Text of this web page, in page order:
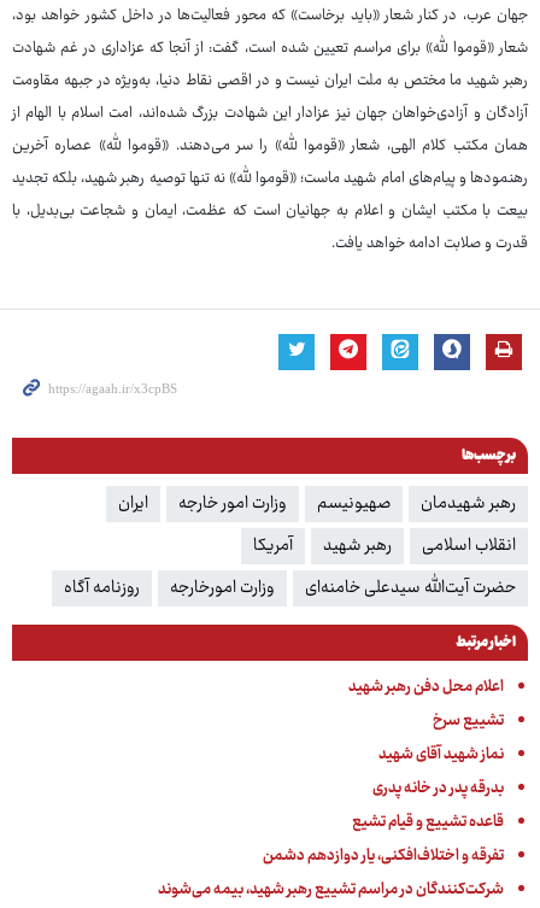
جهان عرب، در کنار شعار «باید برخاست» که محور فعالیت‌ها در داخل کشور خواهد بود،
شعار «قوموا لله» برای مراسم تعیین شده است، گفت: از آنجا که عزاداری در غم شهادت
رهبر شهید ما مختص به ملت ایران نیست و در اقصی نقاط دنیا، به‌ویژه در جبهه مقاومت
آزادگان و آزادی‌خواهان جهان نیز عزادار این شهادت بزرگ شده‌اند، امت اسلام با الهام از
همان مکتب کلام الهی، شعار «قوموا لله» را سر می‌دهند. «قوموا لله» عصاره آخرین
رهنمودها و پیام‌های امام شهید ماست؛ «قوموا لله» نه تنها توصیه رهبر شهید، بلکه تجدید
بیعت با مکتب ایشان و اعلام به جهانیان است که عظمت، ایمان و شجاعت بی‌بدیل، با
قدرت و صلابت ادامه خواهد یافت.
برچسب‌ها
رهبر شهیدمان صهیونیسم وزارت امور خارجه
ایران
انقلاب اسلامی
رهبر شهید
آمریکا
حضرت آیت‌الله سیدعلی خامنه‌ای
وزارت امورخارجه روزنامه آگاه
اخبار مرتبط
اعلام محل دفن رهبر شهید
تشییع سرخ
نماز شهید آقای شهید
بدرقه پدر در خانه پدری
قاعده تشییع و قیام تشیع
تفرقه و اختلاف‌افکنی، یار دوازدهم دشمن
شرکت‌کنندگان در مراسم تشییع رهبر شهید، بیمه می‌شوند